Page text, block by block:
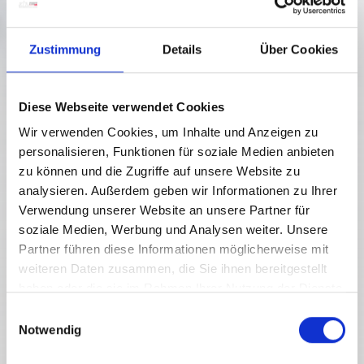
Zustimmung Details Über Cookies
Diese Webseite verwendet Cookies
Wir verwenden Cookies, um Inhalte und Anzeigen zu
personalisieren, Funktionen für soziale Medien anbieten
zu können und die Zugriffe auf unsere Website zu
analysieren. Außerdem geben wir Informationen zu Ihrer
Verwendung unserer Website an unsere Partner für
soziale Medien, Werbung und Analysen weiter. Unsere
Partner führen diese Informationen möglicherweise mit
weiteren Daten zusammen, die Sie ihnen bereitgestellt
Notwendig